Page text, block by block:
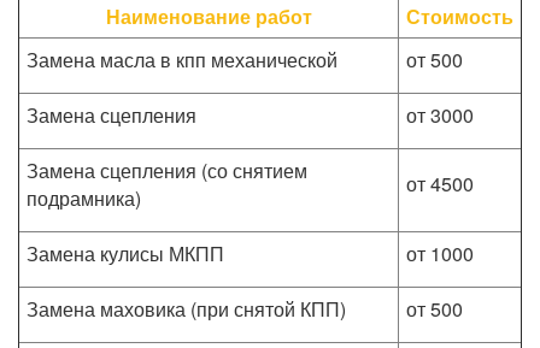
Наименование работ
Стоимость
Замена масла в кпп механической
от 500
Замена сцепления
от 3000
Замена сцепления (со снятием
подрамника)
от 4500
Замена кулисы МКПП
от 1000
Замена маховика (при снятой КПП)
от 500